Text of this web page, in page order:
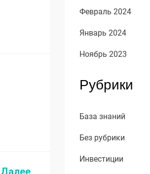
Далее
Февраль 2024
Январь 2024
Ноябрь 2023
Рубрики
База знаний
Без рубрики
Инвестиции